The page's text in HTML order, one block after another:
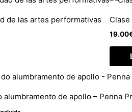
de las artes performativas
19.00
alumbramento de apollo – Penna